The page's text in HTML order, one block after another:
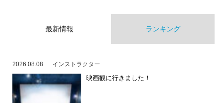
最新情報 ランキング
2026.08.08 インストラクター
映画観に行きました！